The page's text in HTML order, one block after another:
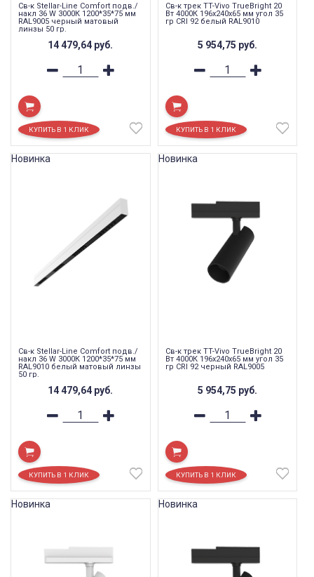
Св-к Stellar-Line Сomfort подв./
накл 36 W 3000К 1200*35*75 мм
RAL9005 черный матовый
линзы 50 гр.
14 479,64 руб.
Св-к трек TT-Vivo TrueBright 20
Вт 4000К 196х240х65 мм угол 35
гр CRI 92 белый RAL9010
5 954,75 руб.
Св-к Stellar-Line Сomfort подв./
накл 36 W 3000К 1200*35*75 мм
RAL9010 белый матовый линзы
50 гр.
14 479,64 руб.
Новинка
Св-к трек TT-Vivo TrueBright 20
Вт 4000К 196х240х65 мм угол 35
гр CRI 92 черный RAL9005
5 954,75 руб.
Новинка
Новинка Новинка